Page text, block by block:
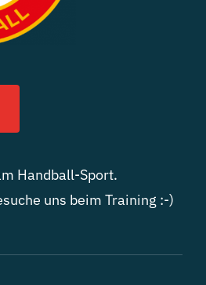
Handball-Sport.
uns beim Training :-)